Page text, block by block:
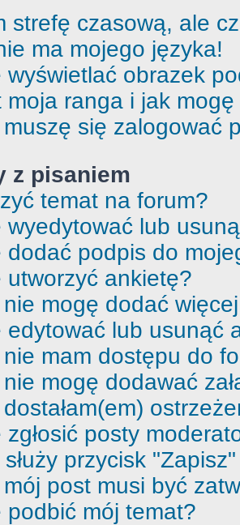
strefę czasową, ale
ma mojego języka!
wyświetlać obrazek
moja ranga i jak
się zalogować
z pisaniem
temat na forum?
wyedytować lub
dodać podpis do
utworzyć ankietę?
mogę dodać
edytować lub usunąć
mam dostępu do
mogę dodawać
posty
przycisk
post musi być
podbić mój temat?